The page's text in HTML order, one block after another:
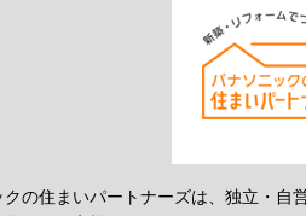
の住まいパートナーズは、独立・自